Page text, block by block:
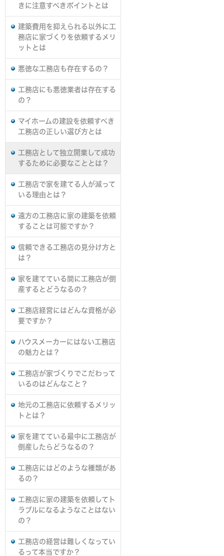
きに注意すべきポイントとは
建築費用を抑えられる以外に工
務店に家づくりを依頼するメリ
ットとは
悪徳な工務店も存在するの？
工務店にも悪徳業者は存在する
の？
マイホームの建設を依頼すべき
工務店の正しい選び方とは
工務店として独立開業して成功
するために必要なこととは？
工務店で家を建てる人が減って
いる理由とは？
遠方の工務店に家の建築を依頼
することは可能ですか？
信頼できる工務店の見分け方と
は？
家を建てている間に工務店が倒
産するとどうなるの？
工務店経営にはどんな資格が必
要ですか？
ハウスメーカーにはない工務店
の魅力とは？
工務店が家づくりでこだわって
いるのはどんなこと？
地元の工務店に依頼するメリッ
トとは？
家を建てている最中に工務店が
倒産したらどうなるの？
工務店にはどのような種類があ
るの？
工務店に家の建築を依頼してト
ラブルになるようなことはない
の？
工務店の経営は難しくなってい
るって本当ですか？